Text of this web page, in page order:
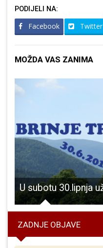
PODIJELI NA:
Facebook Twitter
MOŽDA VAS ZANIMA
ZADNJE OBJAVE